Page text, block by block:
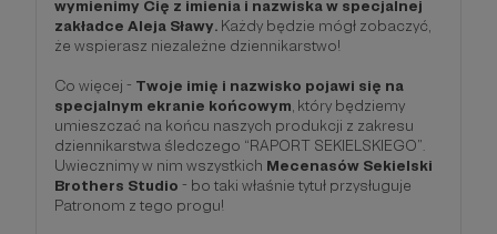
wymienimy Cię z imienia i nazwiska w specjalnej
zakładce Aleja Sławy. Każdy będzie mógł zobaczyć,
że wspierasz niezależne dziennikarstwo!
Co więcej - Twoje imię i nazwisko pojawi się na
specjalnym ekranie końcowym , który będziemy
umieszczać na końcu naszych produkcji z zakresu
dziennikarstwa śledczego “RAPORT SEKIELSKIEGO”.
Uwiecznimy w nim wszystkich Mecenasów Sekielski
Brothers Studio - bo taki właśnie tytuł przysługuje
Patronom z tego progu!